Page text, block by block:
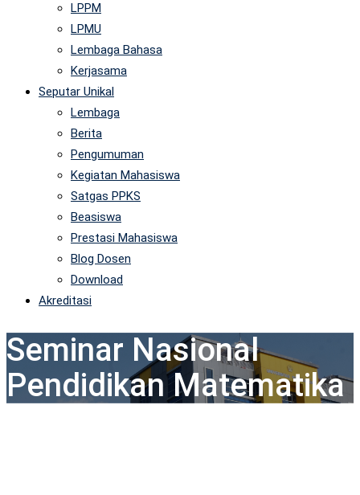
LPPM
LPMU
Lembaga Bahasa
Kerjasama
Seputar Unikal
Lembaga
Berita
Pengumuman
Kegiatan Mahasiswa
Satgas PPKS
Beasiswa
Prestasi Mahasiswa
Blog Dosen
Download
Akreditasi
Seminar Nasional
Pendidikan Matematika